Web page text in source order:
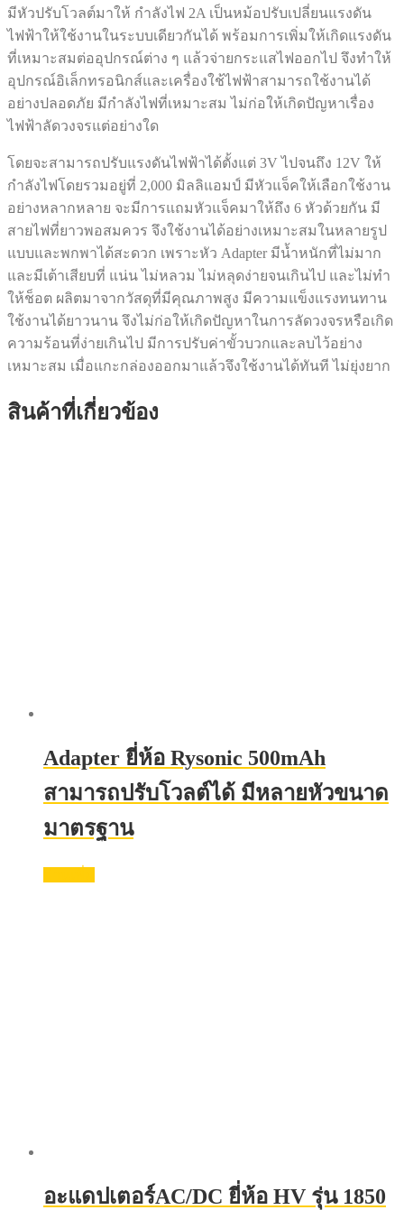
มีหัวปรับโวลต์มาให้ กำลังไฟ 2A เป็นหม้อปรับเปลี่ยนแรงดัน
ไฟฟ้าให้ใช้งานในระบบเดียวกันได้ พร้อมการเพิ่มให้เกิดแรงดัน
ที่เหมาะสมต่ออุปกรณ์ต่าง ๆ แล้วจ่ายกระแสไฟออกไป จึงทำให้
อุปกรณ์อิเล็กทรอนิกส์และเครื่องใช้ไฟฟ้าสามารถใช้งานได้
อย่างปลอดภัย มีกำลังไฟที่เหมาะสม ไม่ก่อให้เกิดปัญหาเรื่อง
ไฟฟ้าลัดวงจรแต่อย่างใด
โดยจะสามารถปรับแรงดันไฟฟ้าได้ตั้งแต่ 3V ไปจนถึง 12V ให้
กำลังไฟโดยรวมอยู่ที่ 2,000 มิลลิแอมป์ มีหัวแจ็คให้เลือกใช้งาน
อย่างหลากหลาย จะมีการแถมหัวแจ็คมาให้ถึง 6 หัวด้วยกัน มี
สายไฟที่ยาวพอสมควร จึงใช้งานได้อย่างเหมาะสมในหลายรูป
แบบและพกพาได้สะดวก เพราะหัว Adapter มีน้ำหนักที่ไม่มาก
และมีเต้าเสียบที่ แน่น ไม่หลวม ไม่หลุดง่ายจนเกินไป และไม่ทำ
ให้ช็อต ผลิตมาจากวัสดุที่มีคุณภาพสูง มีความแข็งแรงทนทาน
ใช้งานได้ยาวนาน จึงไม่ก่อให้เกิดปัญหาในการลัดวงจรหรือเกิด
ความร้อนที่ง่ายเกินไป มีการปรับค่าขั้วบวกและลบไว้อย่าง
เหมาะสม เมื่อแกะกล่องออกมาแล้วจึงใช้งานได้ทันที ไม่ยุ่งยาก
สินค้าที่เกี่ยวข้อง
Adapter ยี่ห้อ Rysonic 500mAh
สามารถปรับโวลต์ได้ มีหลายหัวขนาด
มาตรฐาน
อะแดปเตอร์AC/DC ยี่ห้อ HV รุ่น 1850